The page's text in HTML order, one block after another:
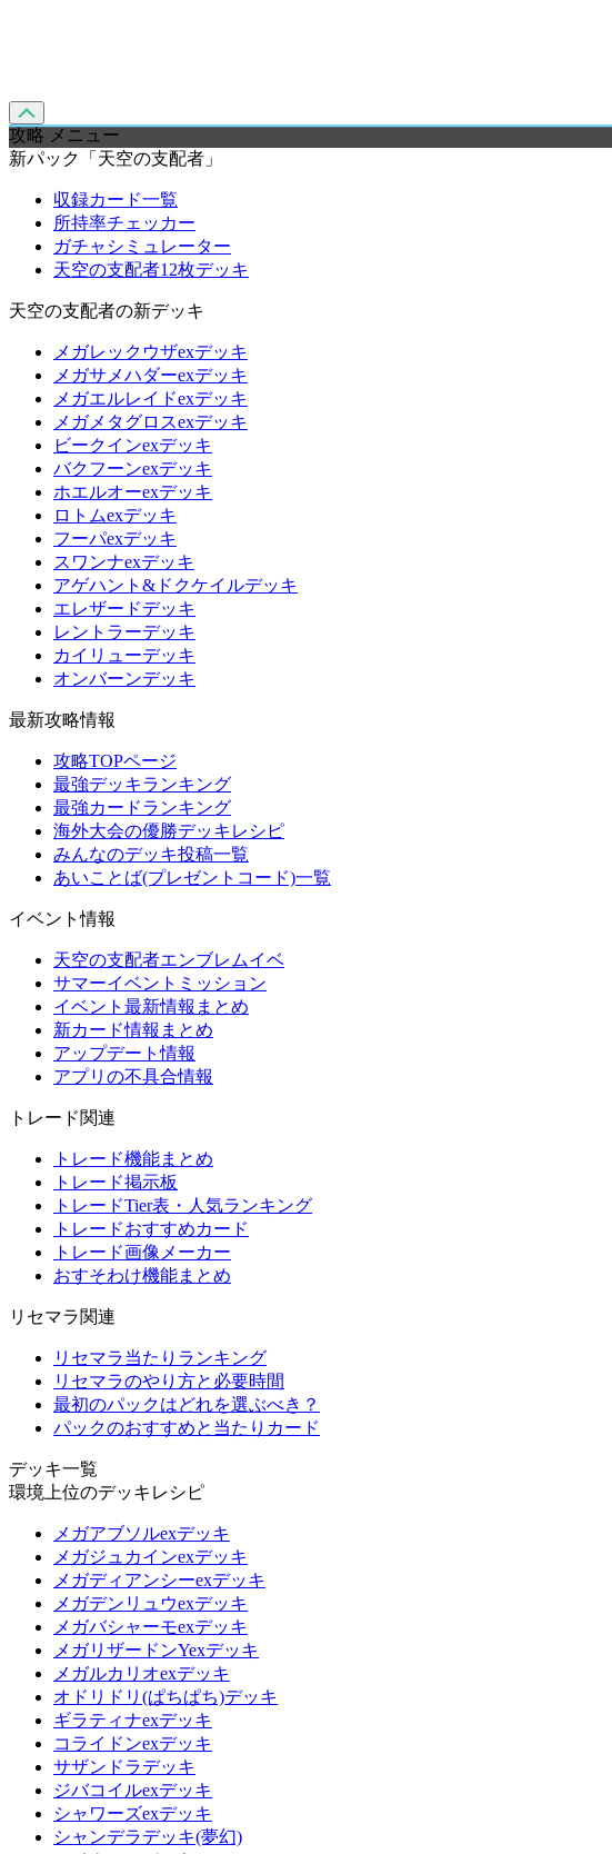
攻略 メニュー
新パック「天空の支配者」
収録カード一覧
所持率チェッカー
ガチャシミュレーター
天空の支配者12枚デッキ
天空の支配者の新デッキ
メガレックウザexデッキ
メガサメハダーexデッキ
メガエルレイドexデッキ
メガメタグロスexデッキ
ビークインexデッキ
バクフーンexデッキ
ホエルオーexデッキ
ロトムexデッキ
フーパexデッキ
スワンナexデッキ
アゲハント&ドクケイルデッキ
エレザードデッキ
レントラーデッキ
カイリューデッキ
オンバーンデッキ
最新攻略情報
攻略TOPページ
最強デッキランキング
最強カードランキング
海外大会の優勝デッキレシピ
みんなのデッキ投稿一覧
あいことば(プレゼントコード)一覧
イベント情報
天空の支配者エンブレムイベ
サマーイベントミッション
イベント最新情報まとめ
新カード情報まとめ
アップデート情報
アプリの不具合情報
トレード関連
トレード機能まとめ
トレード掲示板
トレードTier表・人気ランキング
トレードおすすめカード
トレード画像メーカー
おすそわけ機能まとめ
リセマラ関連
リセマラ当たりランキング
リセマラのやり方と必要時間
最初のパックはどれを選ぶべき？
パックのおすすめと当たりカード
デッキ一覧
環境上位のデッキレシピ
メガアブソルexデッキ
メガジュカインexデッキ
メガディアンシーexデッキ
メガデンリュウexデッキ
メガバシャーモexデッキ
メガリザードンYexデッキ
メガルカリオexデッキ
オドリドリ(ぱちぱち)デッキ
ギラティナexデッキ
コライドンexデッキ
サザンドラデッキ
ジバコイルexデッキ
シャワーズexデッキ
シャンデラデッキ(夢幻)